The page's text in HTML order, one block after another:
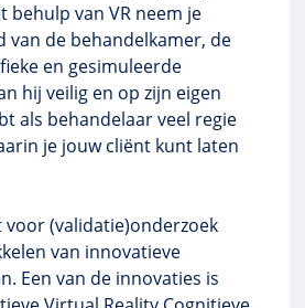
behulp van VR neem je
van de behandelkamer, de
en gesimuleerde
hij veilig en op zijn eigen
als behandelaar veel regie
je jouw cliënt kunt laten
voor (validatie)onderzoek
van innovatieve
Een van de innovaties is